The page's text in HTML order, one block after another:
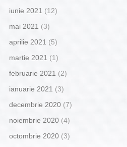
iunie 2021 (12)
mai 2021 (3)
aprilie 2021 (5)
martie 2021 (1)
februarie 2021 (2)
ianuarie 2021 (3)
decembrie 2020(7)
noiembrie 2020(4)
octombrie 2020(3)